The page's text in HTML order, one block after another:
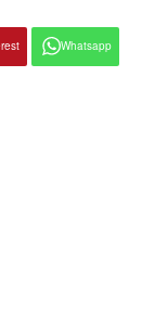
Whatsapp